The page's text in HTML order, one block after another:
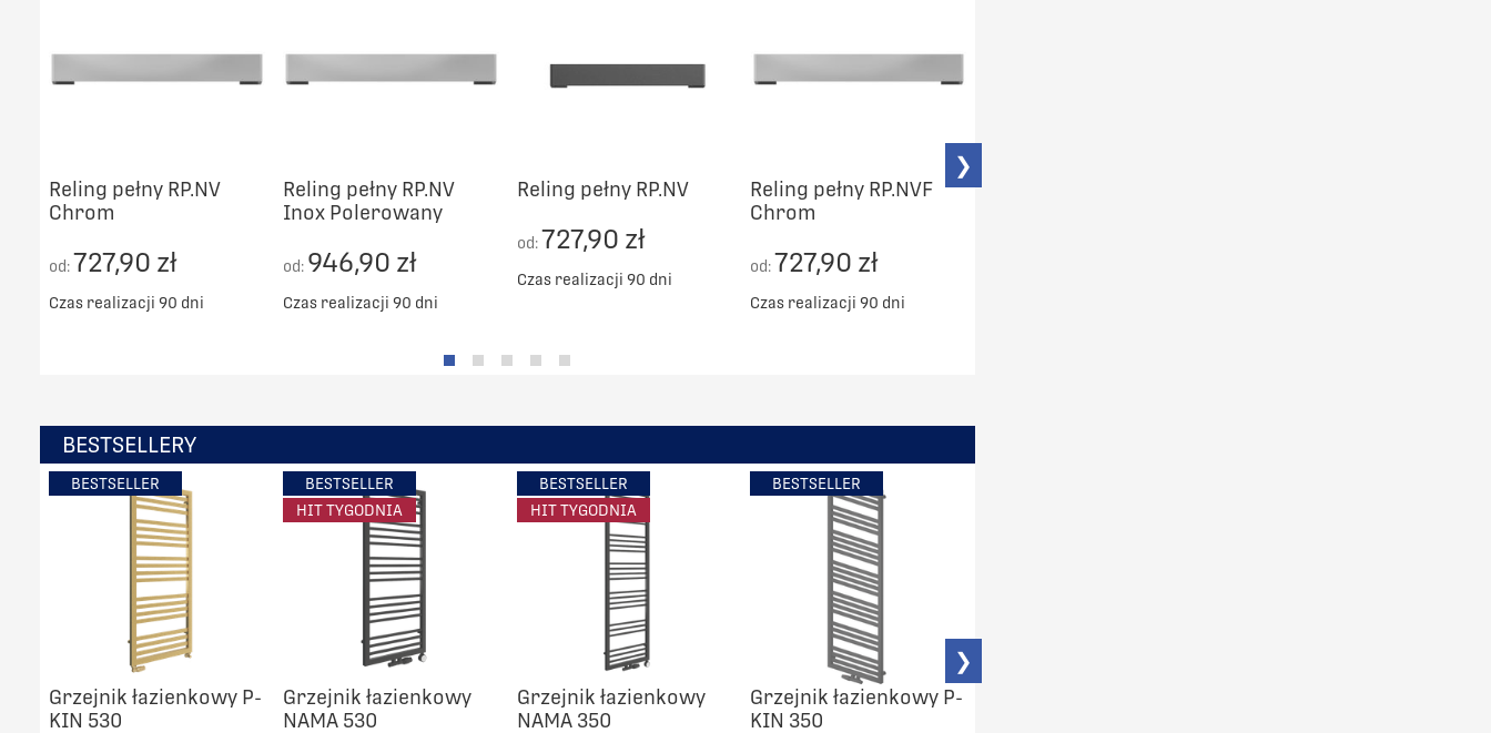
Reling pełny RP.NV
Chrom
od:727,90 zł
Czas realizacji 90 dni
Reling pełny RP.NV
Inox Polerowany
od: 946,90 zł
Czas realizacji 90 dni
Reling pełny RP.NV
od:727,90 zł
Czas realizacji 90 dni
Reling pełny RP.NVF
Chrom
od: 727,90 zł
Czas realizacji 90 dni
❯
BESTSELLERY
BESTSELLER
Grzejnik łazienkowy P-
KIN 530
BESTSELLER
HIT TYGODNIA
Grzejnik łazienkowy
NAMA 530
BESTSELLER
HIT TYGODNIA
Grzejnik łazienkowy
NAMA 350
BESTSELLER
Grzejnik łazienkowy P-
KIN 350
❯